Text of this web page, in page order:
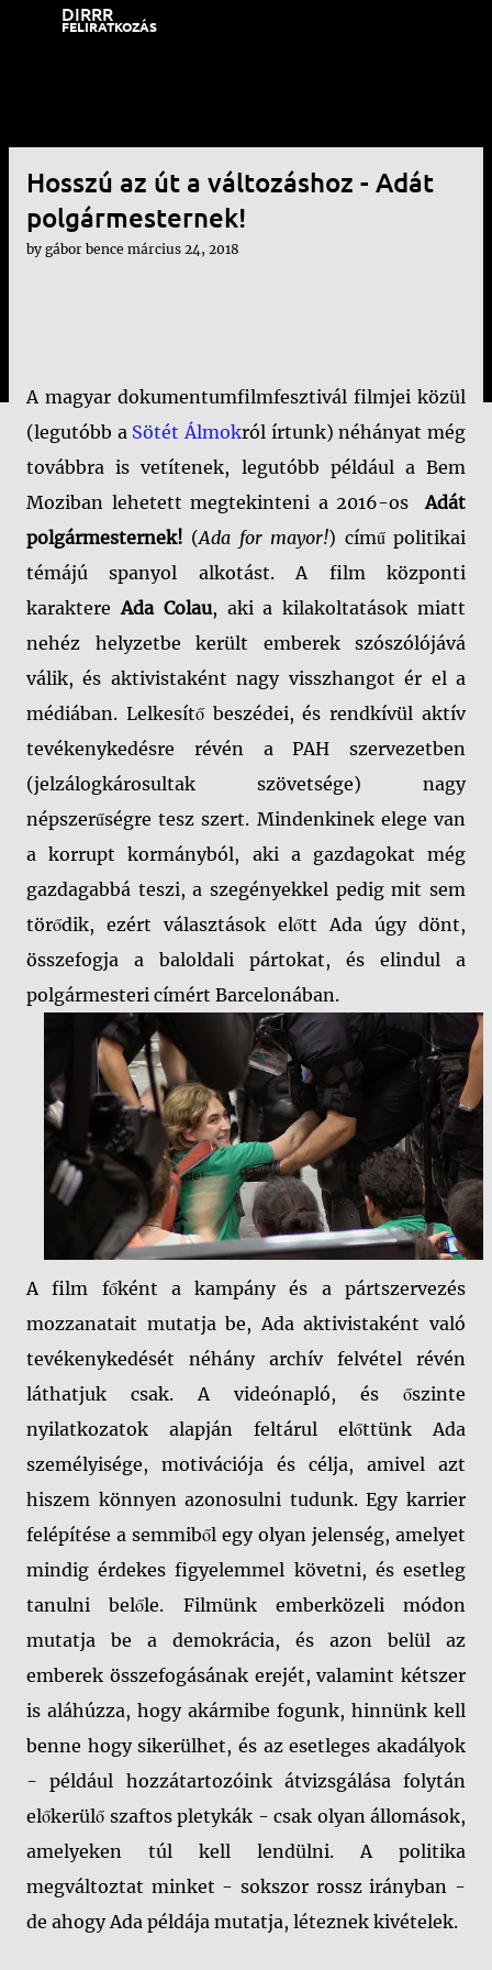
DIRRR
FELIRATKOZÁS
Hosszú az út a változáshoz - Adát
polgármesternek!
by gábor bence március 24, 2018
A magyar dokumentumfilmfesztivál filmjei közül
(legutóbb a Sötét Álmokról írtunk) néhányat még
továbbra is vetítenek, legutóbb például a Bem
Moziban lehetett megtekinteni a 2016-osAdát
polgármesternek! (Ada for mayor!) című politikai
témájú spanyol alkotást. A film központi
karaktereAda Colau, aki a kilakoltatások miatt
nehéz helyzetbe került emberek szószólójává
válik, és aktivistaként nagy visszhangot ér el a
médiában. Lelkesítő beszédei, és rendkívül aktív
tevékenykedésre révén a PAH szervezetben
(jelzálogkárosultak szövetsége) nagy
népszerűségre tesz szert. Mindenkinek elege van
a korrupt kormányból, aki a gazdagokat még
gazdagabbá teszi, a szegényekkel pedig mit sem
törődik, ezért választások előtt Ada úgy dönt,
összefogja a baloldali pártokat, és elindul a
polgármesteri címért Barcelonában.
A film főként a kampány és a pártszervezés
mozzanatait mutatja be, Ada aktivistaként való
tevékenykedését néhány archív felvétel révén
láthatjuk csak. A videónapló, és őszinte
nyilatkozatok alapján feltárul előttünk Ada
személyisége, motivációja és célja, amivel azt
hiszem könnyen azonosulni tudunk. Egy karrier
felépítése a semmiből egy olyan jelenség, amelyet
mindig érdekes figyelemmel követni, és esetleg
tanulni belőle. Filmünk emberközeli módon
mutatja be a demokrácia, és azon belül az
emberek összefogásának erejét, valamint kétszer
is aláhúzza, hogy akármibe fogunk, hinnünk kell
benne hogy sikerülhet, és az esetleges akadályok
- például hozzátartozóink átvizsgálása folytán
előkerülő szaftos pletykák - csak olyan állomások,
amelyeken túl kell lendülni. A politika
megváltoztat minket - sokszor rossz irányban -
de ahogy Ada példája mutatja, léteznek kivételek.